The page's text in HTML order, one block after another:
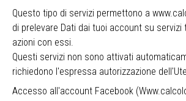
Questo tipo di servizi permettono a
di prelevare Dati dai tuoi account su servizi
azioni con essi.
Questi servizi non sono attivati
richiedono l'espressa autorizzazione
Accesso all'account Facebook